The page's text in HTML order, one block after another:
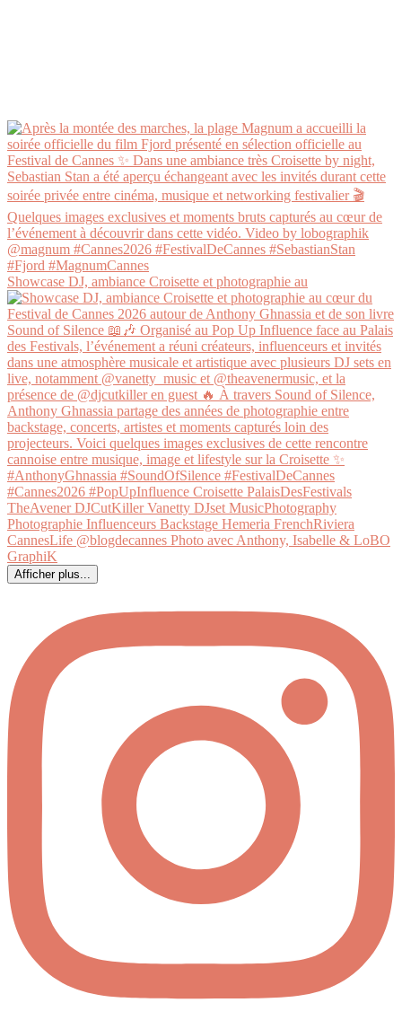
Showcase DJ, ambiance Croisette et photographie au
Afficher plus...